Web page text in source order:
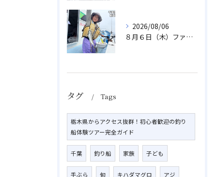
2026/08/06
８月６日（木）ファミリフィッシング
タグ Tags
栃木県からアクセス抜群！初心者歓迎の釣り
船体験ツアー完全ガイド
千葉 釣り船 家族 子ども
手ぶら 旬 キハダマグロ アジ